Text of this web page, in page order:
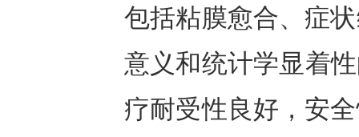
包括粘膜愈合、症
意义和统计学显着
疗耐受性良好，安